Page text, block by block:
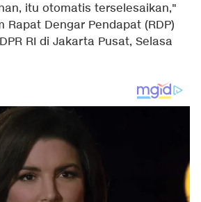
itu otomatis terselesaikan,"
Rapat Dengar Pendapat (RDP)
RI di Jakarta Pusat, Selasa